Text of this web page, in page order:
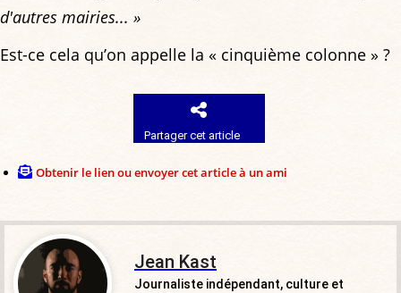
d'autres mairies... »
Est-ce cela qu’on appelle la « cinquième colonne » ?
Partager cet article
Obtenir le lien ou envoyer cet article à un ami
Jean Kast
Journaliste indépendant, culture et